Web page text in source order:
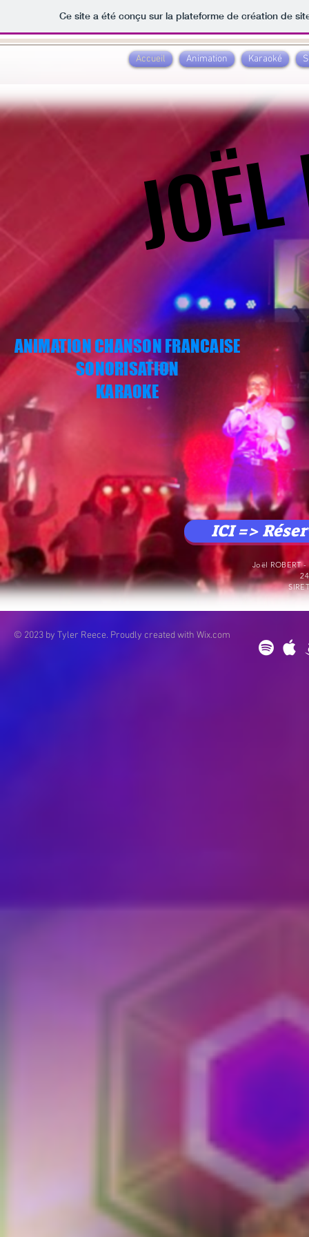
Ce site a été conçu sur la plateforme de création de
ANIMATION CHANSON FRANCAISE
SONORISATION
KARAOKE
ICI =>
Joël ROBERT -
Accueil Animation Karaoké
© 2023 by Tyler Reece. Proudly created with Wix.com